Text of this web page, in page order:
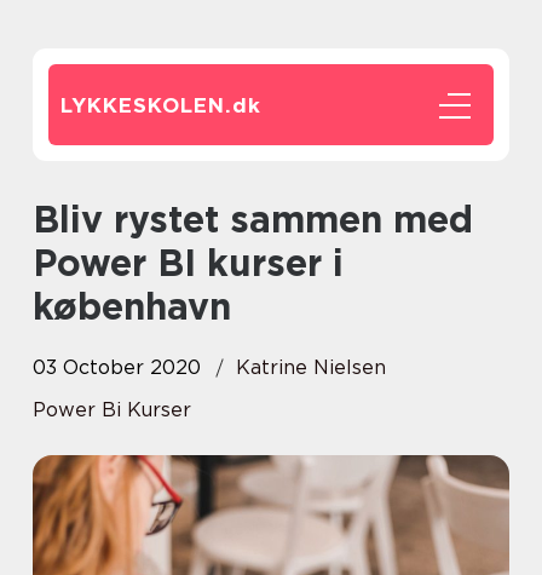
LYKKESKOLEN.dk
Bliv rystet sammen med
Power BI kurser i
københavn
03 October 2020
Katrine Nielsen
Power Bi Kurser